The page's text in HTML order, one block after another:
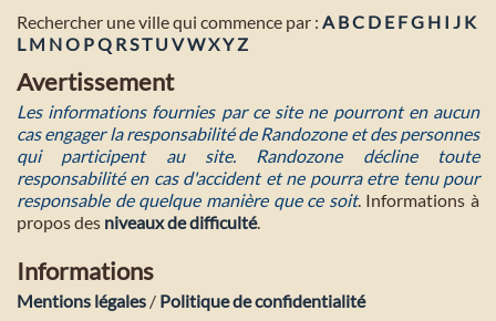
Rechercher une ville qui commence par : A BC D E FG H I J K
L M NO PQ RST U VWXYZ
Avertissement
Les informations fournies par ce site ne pourront en aucun
cas engager la responsabilité de Randozone et des personnes
qui participent au site. Randozone décline toute
responsabilité en cas d'accident et ne pourra etre tenu pour
responsable de quelque manière que ce soit. Informations à
propos des niveaux de difficulté.
Informations
Mentions légales / Politique de confidentialité